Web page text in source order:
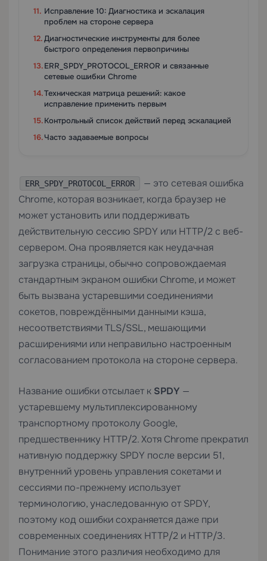
Исправление 10: Диагностика и эскалация
проблем на стороне сервера
Диагностические инструменты для более
быстрого определения первопричины
ERR_SPDY_PROTOCOL_ERROR и связанные
сетевые ошибки Chrome
Техническая матрица решений: какое
исправление применить первым
Контрольный список действий перед эскалацией
Часто задаваемые вопросы
ERR_SPDY_PROTOCOL_ERROR
— это сетевая ошибка
Chrome, которая возникает, когда браузер не
может установить или поддерживать
действительную сессию SPDY или HTTP/2 с веб-
сервером. Она проявляется как неудачная
загрузка страницы, обычно сопровождаемая
стандартным экраном ошибки Chrome, и может
быть вызвана устаревшими соединениями
сокетов, повреждёнными данными кэша,
несоответствиями TLS/SSL, мешающими
расширениями или неправильно настроенным
согласованием протокола на стороне сервера.
Название ошибки отсылает к SPDY —
устаревшему мультиплексированному
транспортному протоколу Google,
предшественнику HTTP/2. Хотя Chrome прекратил
нативную поддержку SPDY после версии 51,
внутренний уровень управления сокетами и
сессиями по-прежнему использует
терминологию, унаследованную от SPDY,
поэтому код ошибки сохраняется даже при
современных соединениях HTTP/2 и HTTP/3.
Понимание этого различия необходимо для